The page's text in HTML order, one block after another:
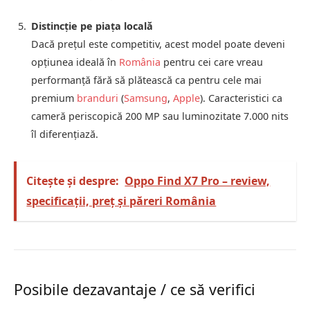
Distincţie pe piaţa locală
Dacă preţul este competitiv, acest model poate deveni
opţiunea ideală în România pentru cei care vreau
performanţă fără să plătească ca pentru cele mai
premium branduri (Samsung, Apple). Caracteristici ca
cameră periscopică 200 MP sau luminozitate 7.000 nits
îl diferenţiază.
Citește și despre: Oppo Find X7 Pro – review,
specificații, preț și păreri România
Posibile dezavantaje / ce să verifici